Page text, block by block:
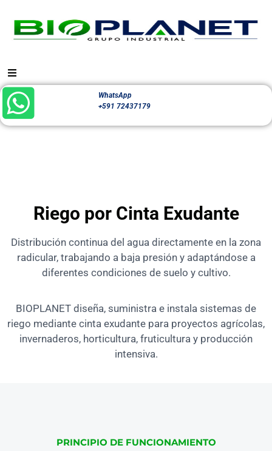
WhatsApp
+591 72437179
Riego por Cinta Exudante
Distribución continua del agua directamente en la zona
radicular, trabajando a baja presión y adaptándose a
diferentes condiciones de suelo y cultivo.
BIOPLANET diseña, suministra e instala sistemas de
riego mediante cinta exudante para proyectos agrícolas,
invernaderos, horticultura, fruticultura y producción
intensiva.
PRINCIPIO DE FUNCIONAMIENTO